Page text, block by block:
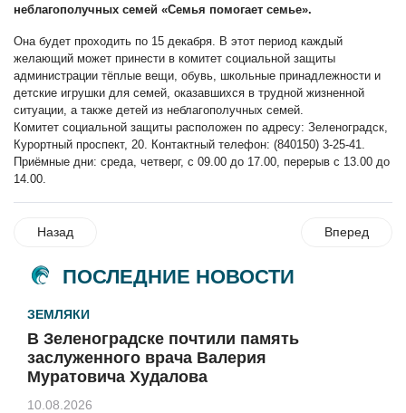
неблагополучных семей «Семья помогает семье».
Она будет проходить по 15 декабря. В этот период каждый
желающий может принести в комитет социальной защиты
администрации тёплые вещи, обувь, школьные принадлежности и
детские игрушки для семей, оказавшихся в трудной жизненной
ситуации, а также детей из неблагополучных семей.
Комитет социальной защиты расположен по адресу: Зеленоградск,
Курортный проспект, 20. Контактный телефон: (840150) 3-25-41.
Приёмные дни: среда, четверг, с 09.00 до 17.00, перерыв с 13.00 до
14.00.
Назад Вперед
ПОСЛЕДНИЕ НОВОСТИ
ЗЕМЛЯКИ
В Зеленоградске почтили память
заслуженного врача Валерия
Муратовича Худалова
10.08.2026